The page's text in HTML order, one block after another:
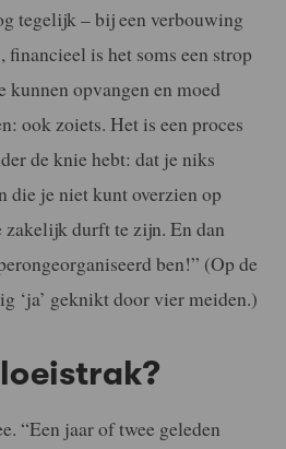
tegelijk – bij een verbouwing
is het soms een strop
kunnen opvangen en moed
ook zoiets. Het is een proces
de knie hebt: dat je niks
die je niet kunt overzien op
zakelijk durft te zijn. En dan
ben!” (Op de
‘ja’ geknikt door vier meiden.)
“Een jaar of twee geleden